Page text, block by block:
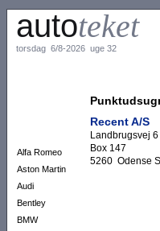
autoteket
torsdag 6/8-2026 uge 32
Alfa Romeo
Aston Martin
Audi
Bentley
BMW
Recent A/S
Landbrugsvej 6
Box 147
5260 Odense